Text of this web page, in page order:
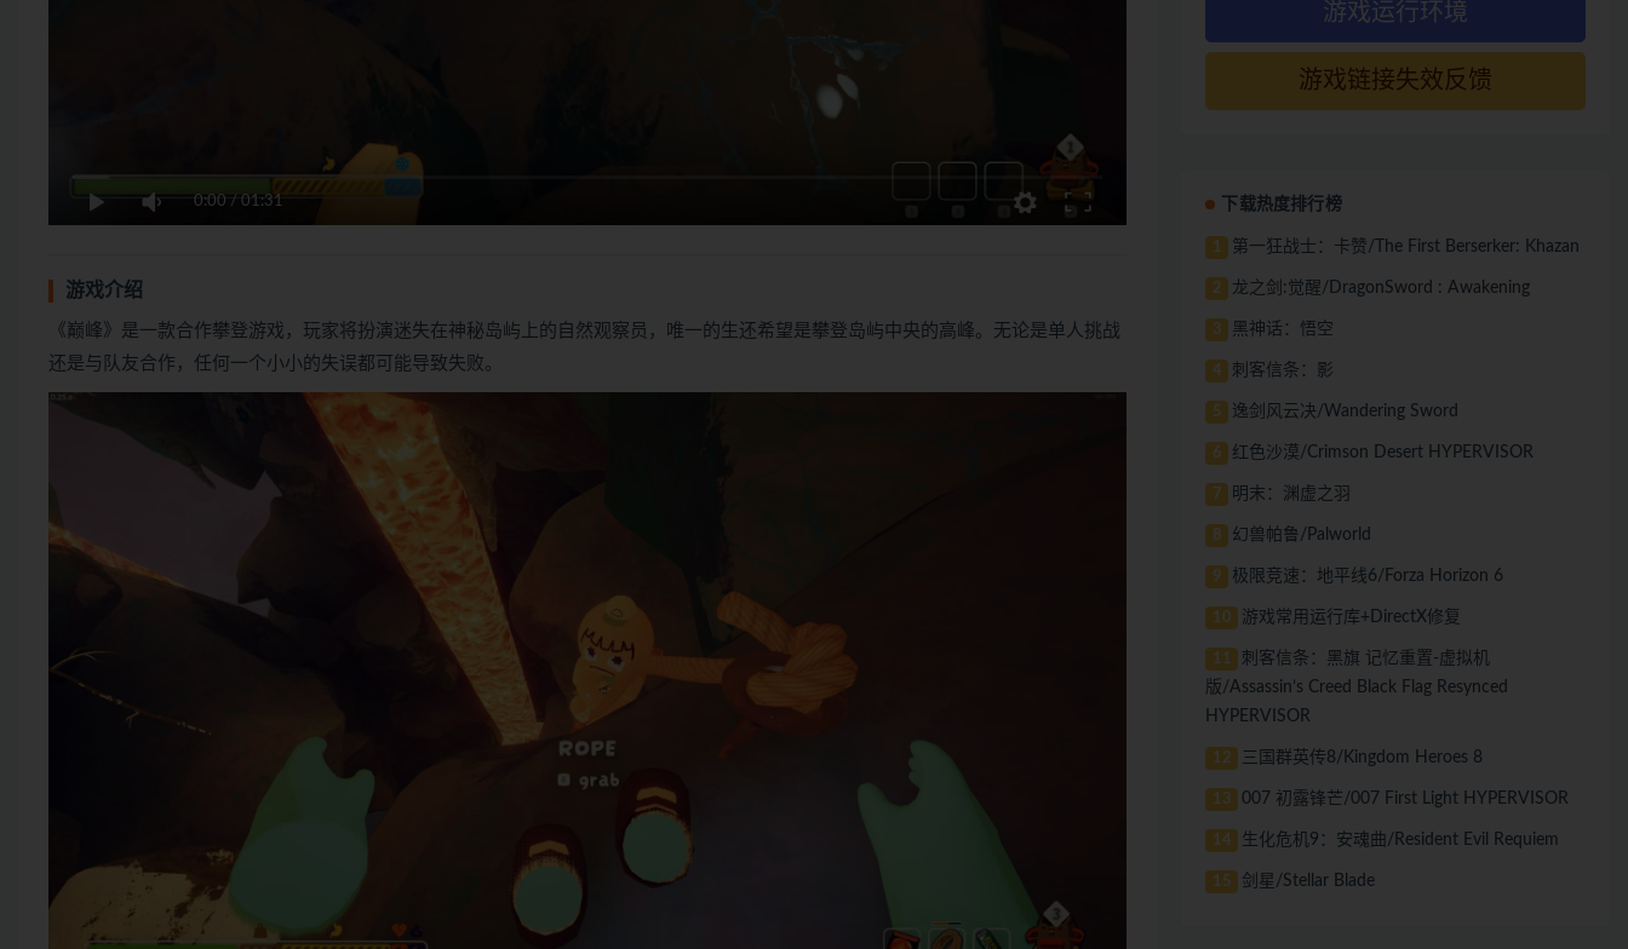
0:00 / 01:31
游戏介绍
《巅峰》是一款合作攀登游戏，玩家将扮演迷失在神秘岛屿上的自然观察员，唯一的生还希望是攀登岛屿中央的高峰。无论是单人挑战
还是与队友合作，任何一个小小的失误都可能导致失败。
游戏运行环境
游戏链接失效反馈
下载热度排行榜
1 第一狂战士：卡赞/The First Berserker: Khazan
2 龙之剑:觉醒/DragonSword : Awakening
3 黑神话：悟空
4 刺客信条：影
5 逸剑风云决/Wandering Sword
6 红色沙漠/Crimson Desert HYPERVISOR
7 明末：渊虚之羽
8 幻兽帕鲁/Palworld
9 极限竞速：地平线6/Forza Horizon 6
10 游戏常用运行库+DirectX修复
11
刺客信条：黑旗 记忆重置-虚拟机
版/Assassin’s Creed Black Flag Resynced
HYPERVISOR
12 三国群英传8/Kingdom Heroes 8
13 007 初露锋芒/007 First Light HYPERVISOR
14 生化危机9：安魂曲/Resident Evil Requiem
15 剑星/Stellar Blade